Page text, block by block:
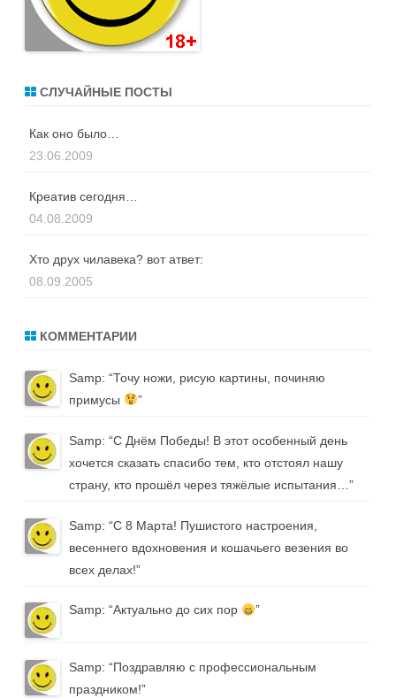
СЛУЧАЙНЫЕ ПОСТЫ
Как оно было…
23.06.2009
Креатив сегодня…
04.08.2009
Хто друх чилавека? вот атвет:
08.09.2005
КОММЕНТАРИИ
Samp: “Точу ножи, рисую картины, починяю
примусы
”
Samp: “С Днём Победы! В этот особенный день
хочется сказать спасибо тем, кто отстоял нашу
страну, кто прошёл через тяжёлые испытания… ”
Samp: “С 8 Марта! Пушистого настроения,
весеннего вдохновения и кошачьего везения во
всех делах!”
Samp: “Актуально до сих пор ”
Samp: “Поздравляю с профессиональным
праздником!”